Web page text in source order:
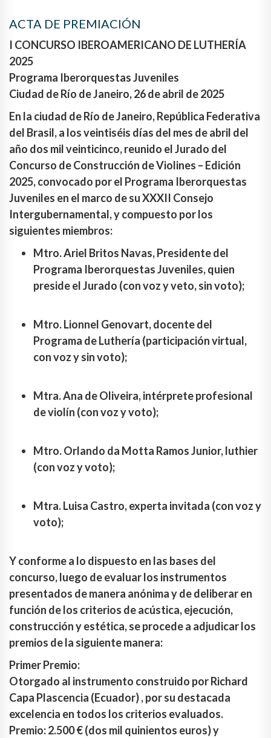
ACTA DE PREMIACIÓN
I CONCURSO IBEROAMERICANO DE LUTHERÍA
2025
Programa Iberorquestas Juveniles
Ciudad de Río de Janeiro, 26 de abril de 2025
En la ciudad de Río de Janeiro, República Federativa
del Brasil, a los veintiséis días del mes de abril del
año dos mil veinticinco, reunido el Jurado del
Concurso de Construcción de Violines – Edición
2025, convocado por el Programa Iberorquestas
Juveniles en el marco de su XXXII Consejo
Intergubernamental, y compuesto por los
siguientes miembros:
Mtro. Ariel Britos Navas, Presidente del
Programa Iberorquestas Juveniles, quien
preside el Jurado (con voz y veto, sin voto);
Mtro. Lionnel Genovart, docente del
Programa de Luthería (participación virtual,
con voz y sin voto);
Mtra. Ana de Oliveira, intérprete profesional
de violín (con voz y voto);
Mtro. Orlando da Motta Ramos Junior, luthier
(con voz y voto);
Mtra. Luisa Castro, experta invitada (con voz y
voto);
Y conforme a lo dispuesto en las bases del
concurso, luego de evaluar los instrumentos
presentados de manera anónima y de deliberar en
función de los criterios de acústica, ejecución,
construcción y estética, se procede a adjudicar los
premios de la siguiente manera:
Primer Premio:
Otorgado al instrumento construido por Richard
Capa Plascencia (Ecuador) , por su destacada
excelencia en todos los criterios evaluados.
Premio: 2.500 € (dos mil quinientos euros) y